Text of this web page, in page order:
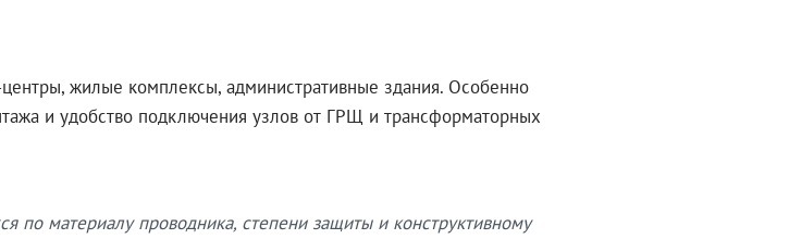
жилые комплексы, административные здания. Особенно
и удобство подключения узлов от ГРЩ и трансформаторных
по материалу проводника, степени защиты и конструктивному